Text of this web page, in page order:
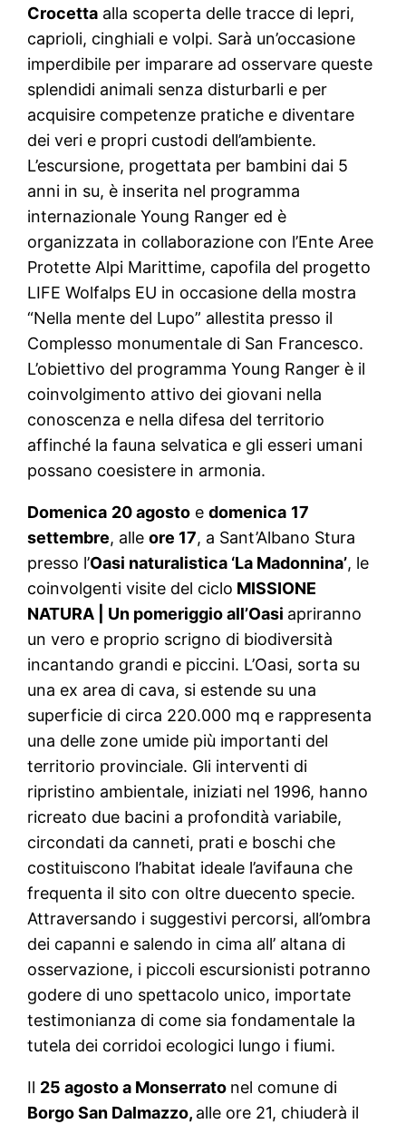
Crocetta alla scoperta delle tracce di lepri,
caprioli, cinghiali e volpi. Sarà un’occasione
imperdibile per imparare ad osservare queste
splendidi animali senza disturbarli e per
acquisire competenze pratiche e diventare
dei veri e propri custodi dell’ambiente.
L’escursione, progettata per bambini dai 5
anni in su, è inserita nel programma
internazionale Young Ranger ed è
organizzata in collaborazione con l’Ente Aree
Protette Alpi Marittime, capofila del progetto
LIFE Wolfalps EU in occasione della mostra
“Nella mente del Lupo” allestita presso il
Complesso monumentale di San Francesco.
L’obiettivo del programma Young Ranger è il
coinvolgimento attivo dei giovani nella
conoscenza e nella difesa del territorio
affinché la fauna selvatica e gli esseri umani
possano coesistere in armonia.
Domenica 20 agosto edomenica 17
settembre, alleore 17, a Sant’Albano Stura
presso l’Oasi naturalistica ‘La Madonnina’, le
coinvolgenti visite del ciclo MISSIONE
NATURA | Un pomeriggio all’Oasi apriranno
un vero e proprio scrigno di biodiversità
incantando grandi e piccini. L’Oasi, sorta su
una ex area di cava, si estende su una
superficie di circa 220.000 mq e rappresenta
una delle zone umide più importanti del
territorio provinciale. Gli interventi di
ripristino ambientale, iniziati nel 1996, hanno
ricreato due bacini a profondità variabile,
circondati da canneti, prati e boschi che
costituiscono l’habitat ideale l’avifauna che
frequenta il sito con oltre duecento specie.
Attraversando i suggestivi percorsi, all’ombra
dei capanni e salendo in cima all’ altana di
osservazione, i piccoli escursionisti potranno
godere di uno spettacolo unico, importate
testimonianza di come sia fondamentale la
tutela dei corridoi ecologici lungo i fiumi.
Il 25 agosto a Monserrato nel comune di
Borgo San Dalmazzo, alle ore 21, chiuderà il